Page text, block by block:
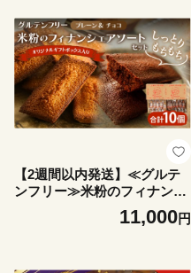
【2週間以内発送】≪グルテ
ンフリー≫米粉のフィナンシ
ェ アソートセット(計10個) ス
イーツ お菓子 国産_T038-016
11,000円